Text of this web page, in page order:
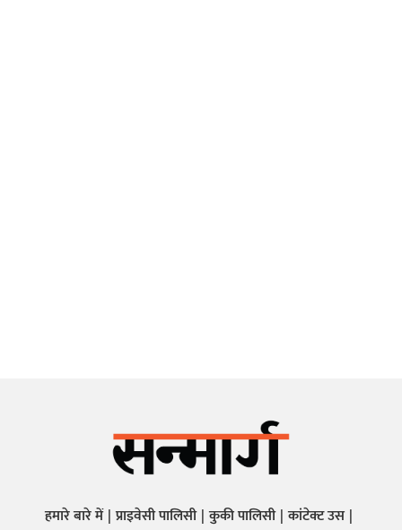
हमारे बारे में प्राइवेसी पालिसी कुकी पालिसी कांटेक्ट उस